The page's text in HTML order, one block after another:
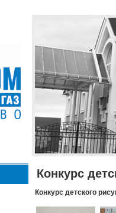
Конкурс
Конкурс детского